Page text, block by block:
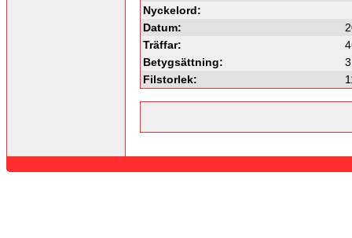
Nyckelord:
Datum:
Träffar:
Betygsättning:
Filstorlek: